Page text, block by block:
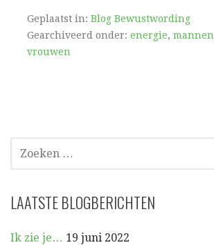
Geplaatst in: Blog Bewustwording
Gearchiveerd onder: energie, mannen
vrouwen
NAAR:
LAATSTE BLOGBERICHTEN
Ik zie je… 19 juni 2022